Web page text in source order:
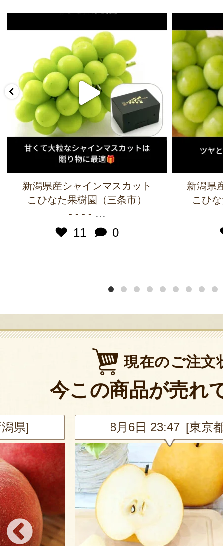
新潟県産シャインマスカット
こひなた果樹園（三条市）
- - - - ...
11
0
新潟県
こひ
現在のご注文
今この商品が売れ
県] 8月6日 23:47 [東京